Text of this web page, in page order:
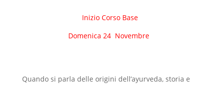
Inizio Corso Base
Domenica 24 Novembre
Quando si parla delle origini dell’ayurveda, storia e